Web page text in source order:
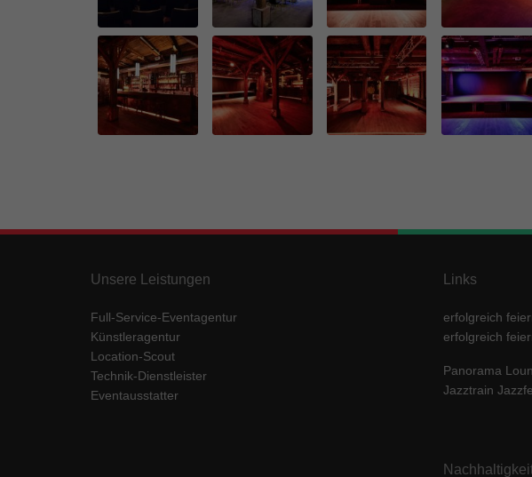
Unsere Leistungen
Full-Service-Eventagentur
Künstleragentur
Location-Scout
Technik-Dienstleister
Eventausstatter
Links
erfolgreich
erfolgreich
Panorama
Jazztrain
powered by Borlabs Cookie